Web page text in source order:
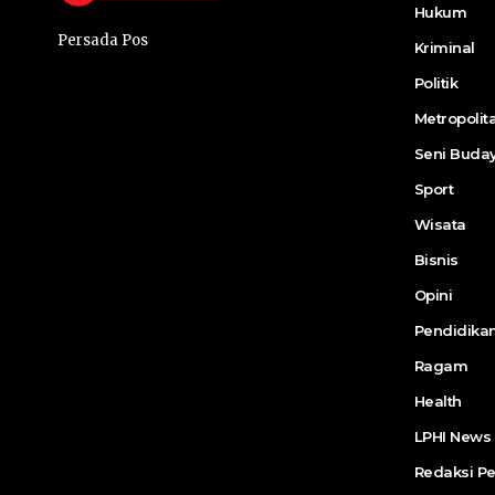
Persada Pos
Hukum
Kriminal
Politik
Seni
Sport
Wisata
Bisnis
Opini
Ragam
Health
LPHI News
Redaksi